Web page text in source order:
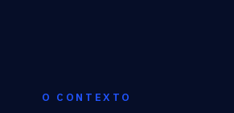
O CONTEXTO